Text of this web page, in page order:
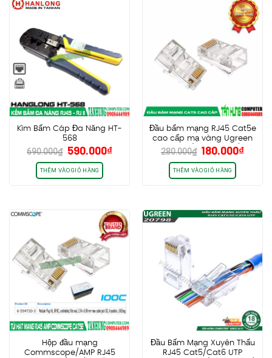
Kìm Bấm Cáp Đa Năng HT-
568
690.000₫ Giá
gốc
là:
690.000₫.
590.000₫Giá
THÊM VÀO GIỎ HÀNG
Đầu bấm mạng RJ45 Cat5e
cao cấp mạ vàng Ugreen
50246 (Hộp 100 cái)
280.000₫ Giá
gốc
là:
280.000₫.
180.000₫Giá
THÊM VÀO GIỎ HÀNG
Hộp đầu mạng
Commscope/AMP RJ45
Đầu Bấm Mạng Xuyên Thấu
RJ45 Cat5/Cat6 UTP